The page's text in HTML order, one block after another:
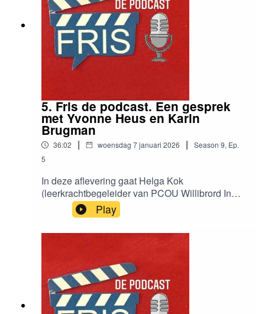
5. Fris de podcast. Een gesprek
met Yvonne Heus en Karin
Brugman
36:02 | woensdag 7 januari 2026 | Season 9, Ep.
5
In deze aflevering gaat Helga Kok
(leerkrachtbegeleider van PCOU Willibrord In
Utrecht) in gesprek met Yvonne Heus,
onderwijsadviseur, trainer en coach bij Spring,
scholen in de praktijk en Karin Brugman,
opleider Voice Dialogue, trainer, coach en auteur
Play